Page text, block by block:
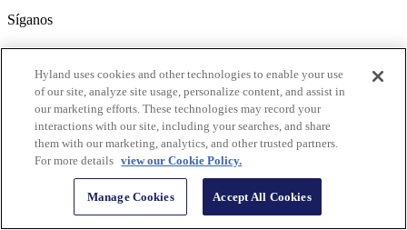
Síganos
Hyland uses cookies and other technologies to enable your use
of our site, analyze site usage, personalize content, and assist in
our marketing efforts. These technologies may record your
interactions with our site, including your searches, and share
them with our marketing, analytics, and other trusted partners.
For more details view our Cookie Policy.
Manage Cookies Accept All Cookies